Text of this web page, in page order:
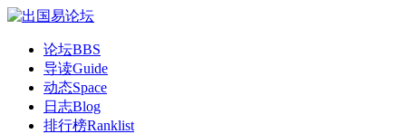
论坛BBS
导读Guide
动态Space
日志Blog
排行榜Ranklist